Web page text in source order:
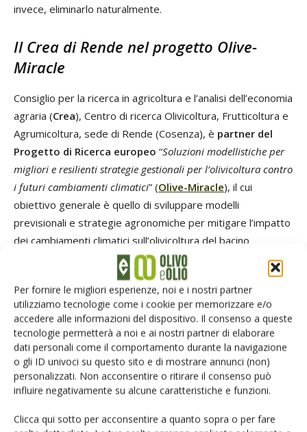
Per fornire le migliori esperienze, noi e i nostri partner
utilizziamo tecnologie come i cookie per memorizzare e/o
accedere alle informazioni del dispositivo. Il consenso a queste
tecnologie permetterà a noi e ai nostri partner di elaborare
dati personali come il comportamento durante la navigazione
o gli ID univoci su questo sito e di mostrare annunci (non)
personalizzati. Non acconsentire o ritirare il consenso può
influire negativamente su alcune caratteristiche e funzioni.
Clicca qui sotto per acconsentire a quanto sopra o per fare
invece, eliminarlo naturalmente.
Il Crea di Rende nel progetto Olive-
Miracle
Consiglio per la ricerca in agricoltura e l’analisi dell’economia
agraria (Crea), Centro di ricerca Olivicoltura, Frutticoltura e
Agrumicoltura, sede di Rende (Cosenza), è partner del
Progetto di Ricerca europeo “Soluzioni modellistiche per
migliori e resilienti strategie gestionali per l’olivicoltura contro
i futuri cambiamenti climatici” (Olive-Miracle), il cui
obiettivo generale è quello di sviluppare modelli
previsionali e strategie agronomiche per mitigare l’impatto
dei cambiamenti climatici sull’olivicoltura del bacino
Il progetto prevede il coinvolgimento attivo degli
stakeholders nella valutazione dell’impatto del
cambiamento climatico in olivicoltura: consistenti perdite di
produzione sono già state segnalate in tutte le regioni
meridionali in particolare negli ultimi sei anni, associate ad
una ridotta qualità.
Impatto su maturazione e stato